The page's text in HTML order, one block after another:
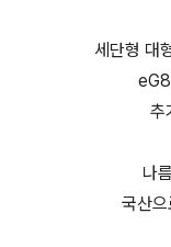
세단형 대
추
나
국산